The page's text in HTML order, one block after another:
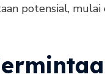
potensial,